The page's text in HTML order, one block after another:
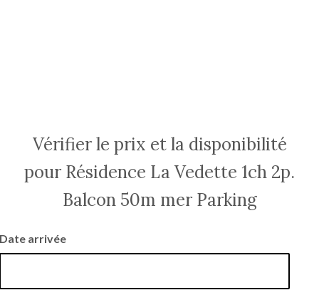
Vérifier le prix et la disponibilité
pour Résidence La Vedette 1ch 2p.
Balcon 50m mer Parking
Date arrivée